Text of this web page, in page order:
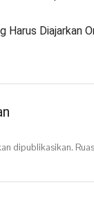
Harus Diajarkan
dipublikasikan.